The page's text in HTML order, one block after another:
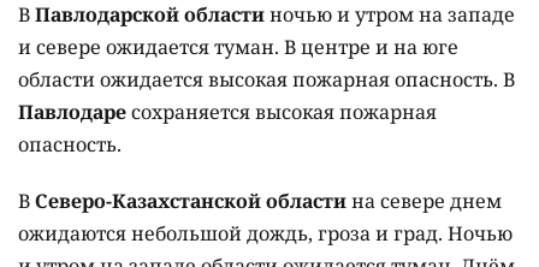
ВПавлодарской областиночью и утром на западе
и севере ожидается туман. В центре и на юге
области ожидается высокая пожарная опасность. В
Павлодаресохраняется высокая пожарная
опасность.
ВСеверо-Казахстанской областина севере днем
ожидаются небольшой дождь, гроза и град. Ночью